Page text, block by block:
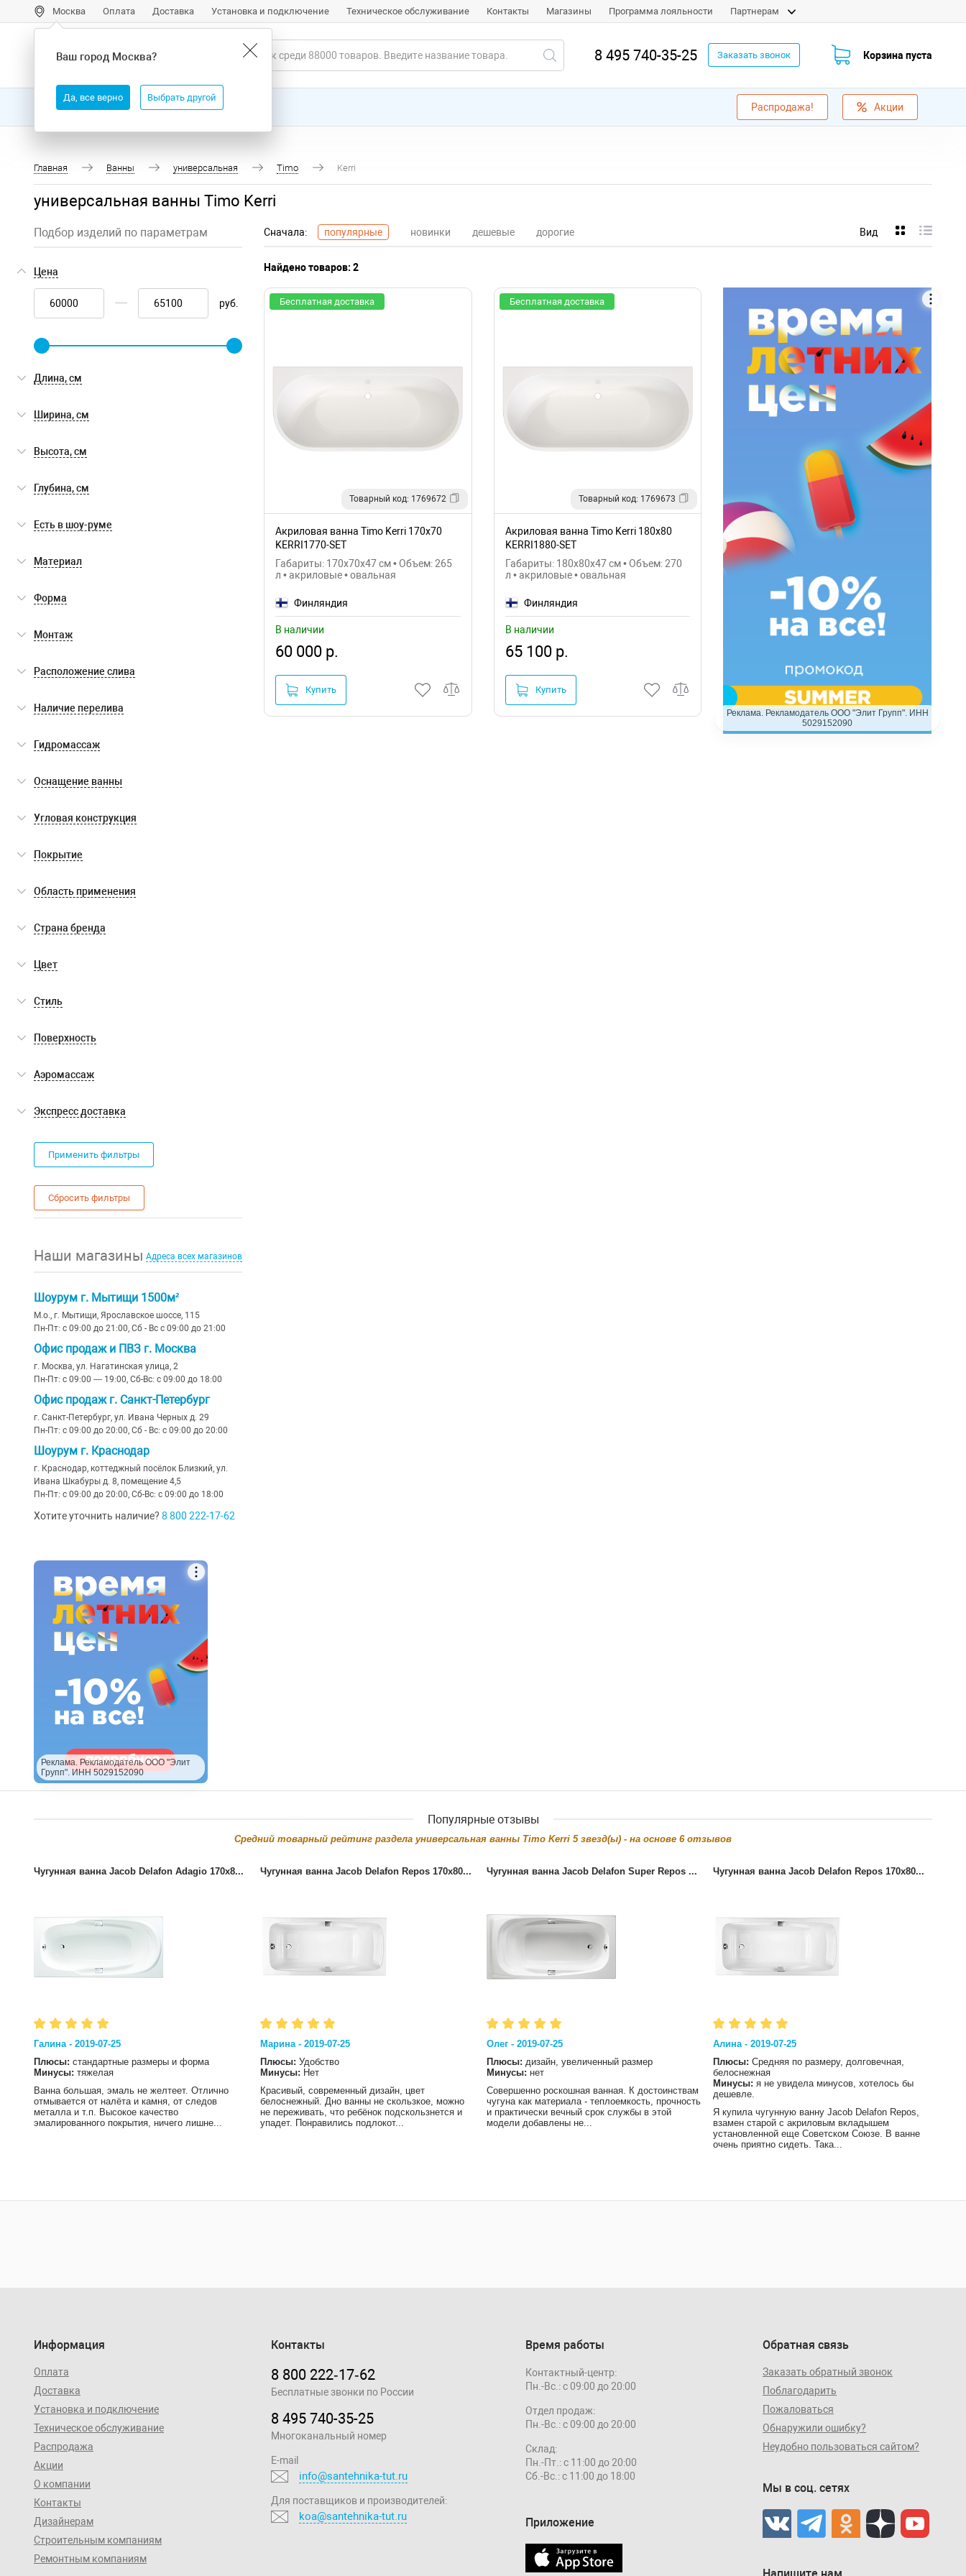
Ваш город Москва?
Да, все верно Выбрать другой
Москва Оплата Доставка Установка и подключение Техническое обслуживание Контакты Магазины Программа лояльности Партнерам
8 495 740-35-25 Заказать звонок Корзина пуста
Все товары Бренды Распродажа! Акции
Главная Ванны универсальная Timo Kerri
универсальная ванны Timo Kerri
Подбор изделий по параметрам
Цена
руб.
Длина, см
Ширина, см
Высота, см
Глубина, см
Есть в шоу-руме
Материал
Форма
Монтаж
Расположение слива
Наличие перелива
Гидромассаж
Оснащение ванны
Угловая конструкция
Покрытие
Область применения
для бытового использования
Страна бренда
Цвет
Стиль
Поверхность
Аэромассаж
Экспресс доставка
Экспресс доставка(0)
Применить фильтры
Сбросить фильтры
Наши магазины Адреса всех магазинов
Шоурум г. Мытищи 1500м²
М.о., г. Мытищи, Ярославское шоссе, 115
Пн-Пт: с 09:00 до 21:00, Сб - Вс с 09:00 до 21:00
Офис продаж и ПВЗ г. Москва
г. Москва, ул. Нагатинская улица, 2
Пн-Пт: с 09:00 — 19:00, Сб-Вс: с 09:00 до 18:00
Офис продаж г. Санкт-Петербург
г. Санкт-Петербург, ул. Ивана Черных д. 29
Пн-Пт: с 09:00 до 20:00, Сб - Вс: с 09:00 до 20:00
Шоурум г. Краснодар
г. Краснодар, коттеджный посёлок Близкий, ул.
Ивана Шкабуры д. 8, помещение 4,5
Пн-Пт: с 09:00 до 20:00, Сб-Вс: с 09:00 до 18:00
Хотите уточнить наличие? 8 800 222-17-62
Реклама. Рекламодатель ООО "Элит
Групп". ИНН 5029152090
Сначала: популярные новинки дешевые дорогие Вид
Найдено товаров: 2
Бесплатная доставка
Товарный код: 1769672
Акриловая ванна Timo Kerri 170x70
KERRI1770-SET
Габариты: 170x70x47 см • Объем: 265
л • акриловые • овальная
Финляндия
В наличии
60 000 р.
Купить
Бесплатная доставка
Товарный код: 1769673
Акриловая ванна Timo Kerri 180х80
KERRI1880-SET
Габариты: 180x80x47 см • Объем: 270
л • акриловые • овальная
Финляндия
В наличии
65 100 р.
Купить
Реклама. Рекламодатель ООО "Элит Групп". ИНН
5029152090
Популярные отзывы
Cредний товарный рейтинг раздела универсальная ванны Timo Kerri 5звезд(ы) - на основе 6отзывов
Чугунная ванна Jacob Delafon Adagio 170x8...
Галина - 2019-07-25
Плюсы: стандартные размеры и форма
Минусы: тяжелая
Ванна большая, эмаль не желтеет. Отлично
отмывается от налёта и камня, от следов
металла и т.п. Высокое качество
эмалированного покрытия, ничего лишне...
Чугунная ванна Jacob Delafon Repos 170x80...
Марина - 2019-07-25
Плюсы: Удобство
Минусы: Нет
Красивый, современный дизайн, цвет
белоснежный. Дно ванны не скользкое, можно
не переживать, что ребёнок подскользнется и
упадет. Понравились подлокот...
Чугунная ванна Jacob Delafon Super Repos ...
Олег - 2019-07-25
Плюсы: дизайн, увеличенный размер
Минусы: нет
Совершенно роскошная ванная. К достоинствам
чугуна как материала - теплоемкость, прочность
и практически вечный срок службы в этой
модели добавлены не...
Чугунная ванна Jacob Delafon Repos 170x80...
Алина - 2019-07-25
Плюсы: Средняя по размеру, долговечная,
белоснежная
Минусы: я не увидела минусов, хотелось бы
дешевле.
Я купила чугунную ванну Jacob Delafon Repos,
взамен старой с акриловым вкладышем
установленной еще Советском Союзе. В ванне
очень приятно сидеть. Така...
Информация
Оплата
Доставка
Установка и подключение
Техническое обслуживание
Распродажа
Акции
О компании
Контакты
Дизайнерам
Строительным компаниям
Ремонтным компаниям
Контакты
8 800 222‑17‑62
Бесплатные звонки по России
8 495 740-35-25
Многоканальный номер
E-mail
info@santehnika-tut.ru
Для поставщиков и производителей:
koa@santehnika-tut.ru
Время работы
Контактный-центр:
Пн.-Вс.: с 09:00 до 20:00
Отдел продаж:
Пн.-Вс.: с 09:00 до 20:00
Склад:
Пн.-Пт.: с 11:00 до 20:00
Сб.-Вс.: с 11:00 до 18:00
Приложение
Обратная связь
Заказать обратный звонок
Поблагодарить
Пожаловаться
Обнаружили ошибку?
Неудобно пользоваться сайтом?
Мы в соц. сетях
Напишите нам